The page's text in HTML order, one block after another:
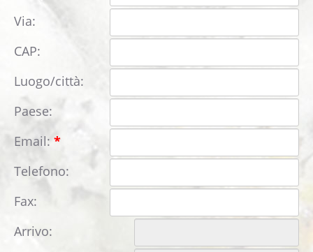
Immagini
Webcam Albergo Edelweiss
COME ARRIVARRE
Via:
CAP:
Luogo/città:
Paese:
Email: *
Telefono:
Fax:
Arrivo: